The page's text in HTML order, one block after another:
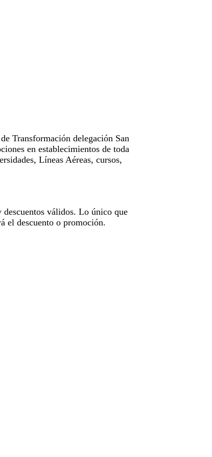
Transformación delegación San
en establecimientos de toda
Líneas Aéreas, cursos,
válidos. Lo único que
el descuento o promoción.